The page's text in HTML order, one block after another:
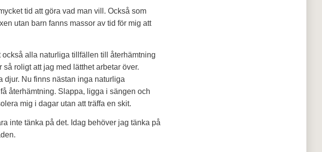
tid att göra vad man vill. Också som
utan barn fanns massor av tid för mig att
alla naturliga tillfällen till återhämtning
roligt att jag med lätthet arbetar över.
djur. Nu finns nästan inga naturliga
återhämtning. Slappa, ligga i sängen och
mig i dagar utan att träffa en skit.
inte tänka på det. Idag behöver jag tänka på